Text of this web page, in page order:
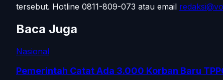
tersebut. Hotline 0811-809-073 atau email
Baca Juga
Nasional
Pemerintah Catat Ada 3.000 Korban Baru